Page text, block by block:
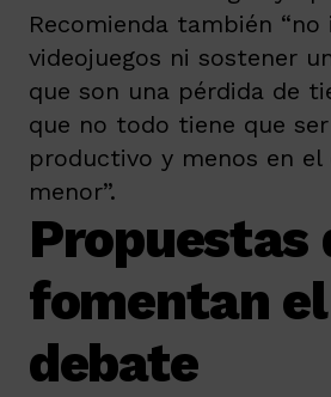
Recomienda también
videojuegos ni sostener
que son una pérdida de
que no todo tiene que
productivo y menos en el
menor”.
Propuestas
fomentan el
debate